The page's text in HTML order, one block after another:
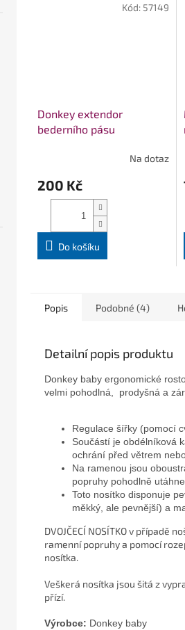
Donkey extendor
bederního pásu
Na dotaz
200 Kč
Do košíku
Kód: 57149
Popis Podobné (4)
Detailní popis produktu
Donkey baby ergonomické
velmi pohodlná,
prodyšná a
Regulace šířky (pomocí
Součástí je obdélníková
ochrání před větrem
Na ramenou jsou
popruhy pohodlně
Toto nosítko disponuje
měkký, ale pevnější) a
DVOJČECÍ NOSÍTKO v případě
ramenní popruhy a pomocí
nosítka.
Veškerá nosítka jsou šitá z
přízí.
Výrobce: Donkey baby